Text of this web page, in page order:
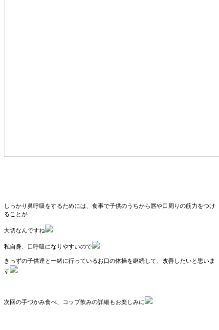
しっかり鼻呼吸をするためには、食事で子供のうちから唇や口周りの筋力をつけ
ることが
大切なんですね
私自身、口呼吸になりやすいので
きっずの子供達と一緒に行っているお口の体操を継続して、改善したいと思いま
す
次回の手づかみ食べ、コップ飲みの詳細もお楽しみに